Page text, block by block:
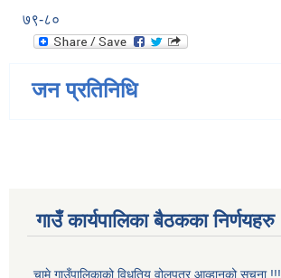
७९-८०
जन प्रतिनिधि
गाउँ कार्यपालिका बैठकका निर्णयहरु
चामे गाउँपालिकाको विधुतिय वोलपत्र आव्हानको सूचना !!!